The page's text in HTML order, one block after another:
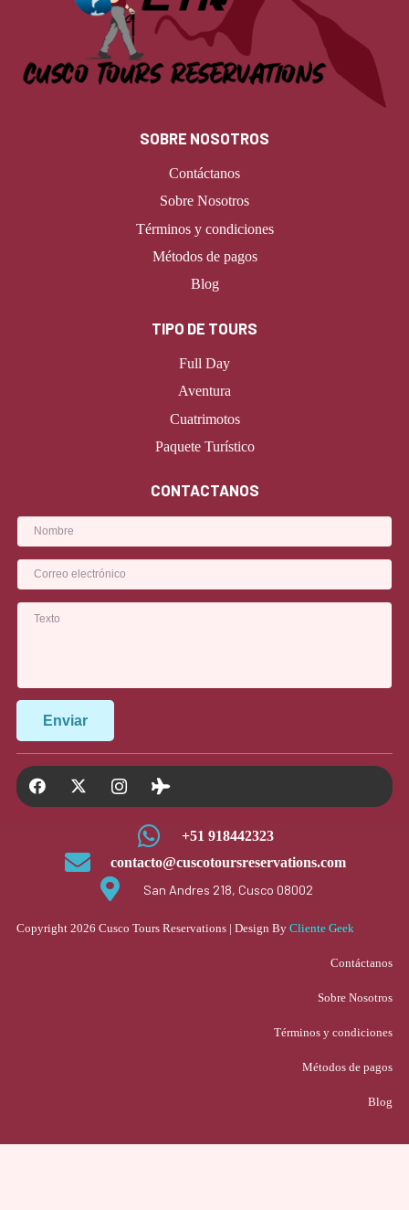
SOBRE NOSOTROS
Contáctanos
Sobre Nosotros
Términos y condiciones
Métodos de pagos
Blog
TIPO DE TOURS
Full Day
Aventura
Cuatrimotos
Paquete Turístico
CONTACTANOS
Enviar
+51 918442323
contacto@cuscotoursreservations.com
San Andres 218, Cusco 08002
Copyright 2026 Cusco Tours Reservations | Design By Cliente Geek
Contáctanos
Sobre Nosotros
Términos y condiciones
Métodos de pagos
Blog